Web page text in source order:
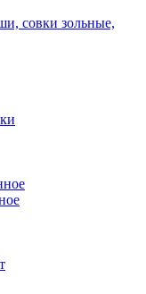
совки зольные,